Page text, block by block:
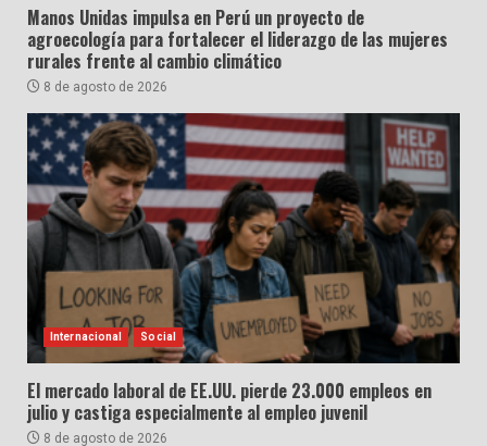
Manos Unidas impulsa en Perú un proyecto de
agroecología para fortalecer el liderazgo de las mujeres
rurales frente al cambio climático
8 de agosto de 2026
Internacional Social
El mercado laboral de EE.UU. pierde 23.000 empleos en
julio y castiga especialmente al empleo juvenil
8 de agosto de 2026